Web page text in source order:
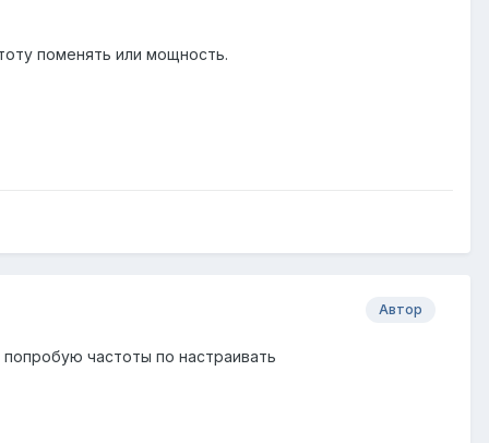
поменять или мощность.
Автор
частоты по настраивать